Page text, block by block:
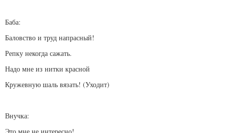
Баба:
Баловство и труд напрасный!
Репку некогда сажать.
Надо мне из нитки красной
Кружевную шаль вязать! (Уходит)
Внучка: